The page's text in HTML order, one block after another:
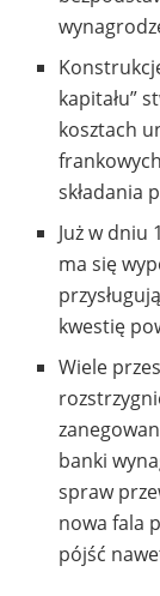
kapitału”
kosztach
składania
Już w dniu
ma się
kwestię
Wiele
banki
spraw
nowa fala
pójść